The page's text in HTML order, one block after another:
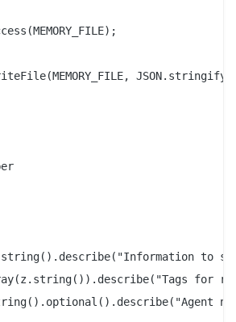
to
for